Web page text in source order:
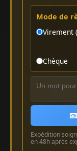
Mode de
Virement
Chèque
Expédition
en 48h après